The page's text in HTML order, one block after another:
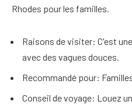
Rhodes pour les familles.
Raisons de visiter: C'est
avec des vagues douces.
Recommandé pour:
Conseil de voyage: Louez